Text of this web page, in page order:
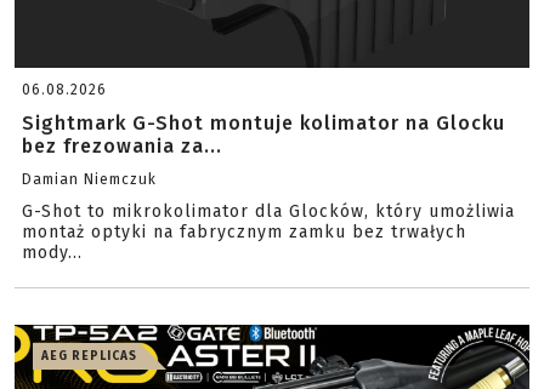
06.08.2026
Sightmark G-Shot montuje kolimator na Glocku
bez frezowania za...
Damian Niemczuk
G-Shot to mikrokolimator dla Glocków, który umożliwia
montaż optyki na fabrycznym zamku bez trwałych
mody...
AEG REPLICAS